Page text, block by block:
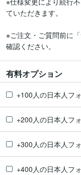
ていただきます。
※ご注文・ご質問前に
確認ください。
有料オプション
+100人の日本人フ
+200人の日本人フ
+300人の日本人フ
+400人の日本人フ